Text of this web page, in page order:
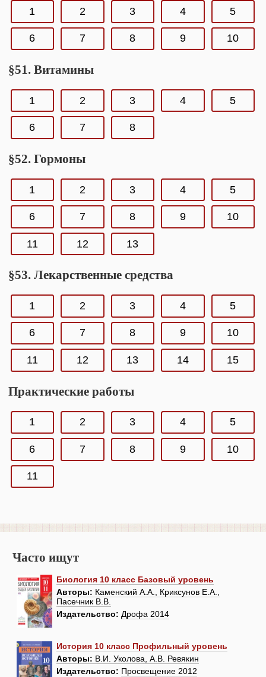
1 2 3 4 5
6 7 8 9 10
§51. Витамины
1 2 3 4 5
6 7 8
§52. Гормоны
1 2 3 4 5
6 7 8 9 10
11 12 13
§53. Лекарственные средства
1 2 3 4 5
6 7 8 9 10
11 12 13 14 15
Практические работы
1 2 3 4 5
6 7 8 9 10
11
Часто ищут
Биология 10 класс Базовый уровень
Авторы: Каменский А.А., Криксунов Е.А.,
Пасечник В.В.
Издательство: Дрофа 2014
История 10 класс Профильный уровень
Авторы: В.И. Уколова, А.В. Ревякин
Издательство: Просвещение 2012